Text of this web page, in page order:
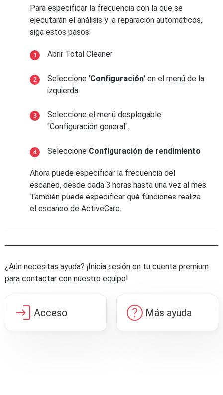
Para especificar la frecuencia con la que se
ejecutarán el análisis y la reparación automáticos,
siga estos pasos:
Abrir Total Cleaner
Seleccione 'Configuración' en el menú de la
izquierda.
Seleccione el menú desplegable
"Configuración general".
Seleccione Configuración de rendimiento
Ahora puede especificar la frecuencia del
escaneo, desde cada 3 horas hasta una vez al mes.
También puede especificar qué funciones realiza
el escaneo de ActiveCare.
¿Aún necesitas ayuda? ¡Inicia sesión en tu cuenta premium
para contactar con nuestro equipo!
login Acceso help Más ayuda